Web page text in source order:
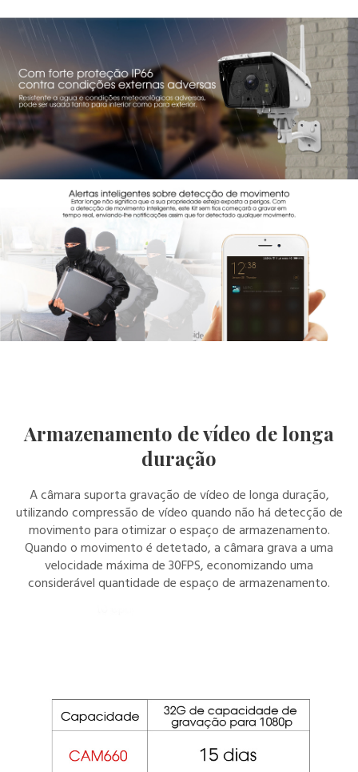
Armazenamento de vídeo de longa
duração
A câmara suporta gravação de vídeo de longa duração,
utilizando compressão de vídeo quando não há detecção de
movimento para otimizar o espaço de armazenamento.
Quando o movimento é detetado, a câmara grava a uma
velocidade máxima de 30FPS, economizando uma
considerável quantidade de espaço de armazenamento.